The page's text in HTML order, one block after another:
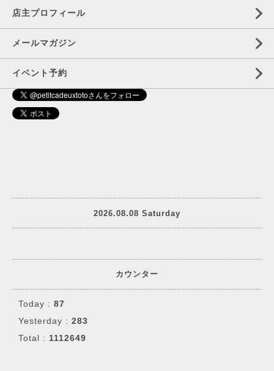
店主プロフィール
メールマガジン
イベント予約
2026.08.08 Saturday
カウンター
Today : 87
Yesterday : 283
Total : 1112649